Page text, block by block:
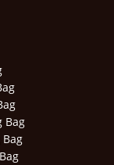
Bag
Bag